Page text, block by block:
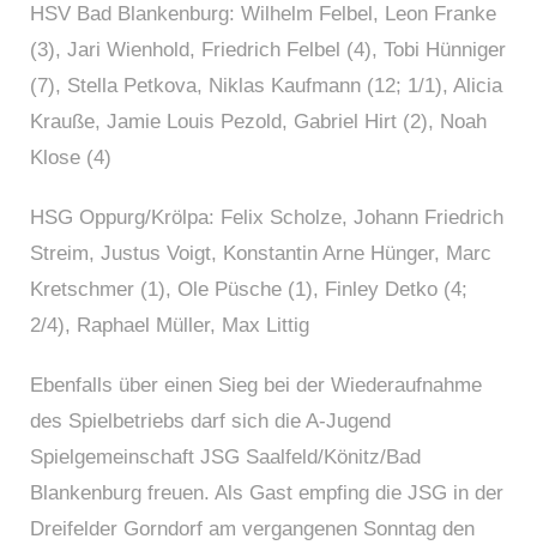
HSV Bad Blankenburg: Wilhelm Felbel, Leon Franke
(3), Jari Wienhold, Friedrich Felbel (4), Tobi Hünniger
(7), Stella Petkova, Niklas Kaufmann (12; 1/1), Alicia
Krauße, Jamie Louis Pezold, Gabriel Hirt (2), Noah
Klose (4)
HSG Oppurg/Krölpa: Felix Scholze, Johann Friedrich
Streim, Justus Voigt, Konstantin Arne Hünger, Marc
Kretschmer (1), Ole Püsche (1), Finley Detko (4;
2/4), Raphael Müller, Max Littig
Ebenfalls über einen Sieg bei der Wiederaufnahme
des Spielbetriebs darf sich die A-Jugend
Spielgemeinschaft JSG Saalfeld/Könitz/Bad
Blankenburg freuen. Als Gast empfing die JSG in der
Dreifelder Gorndorf am vergangenen Sonntag den